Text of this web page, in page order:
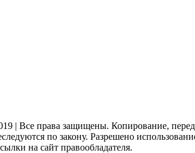
| Все права защищены. Копирование,
по закону. Разрешено
на сайт правообладателя.